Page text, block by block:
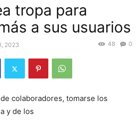
tropa para
a sus usuarios
2023 0
48
colaboradores, tomarse los
y de los